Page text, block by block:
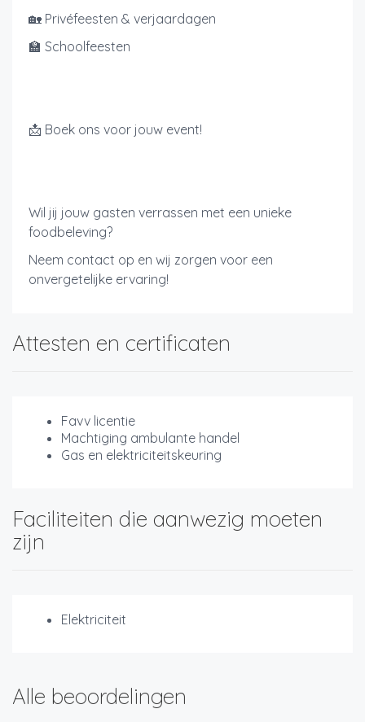
🏡 Privéfeesten & verjaardagen
🏫 Schoolfeesten
📩 Boek ons voor jouw event!
Wil jij jouw gasten verrassen met een unieke
foodbeleving?
Neem contact op en wij zorgen voor een
onvergetelijke ervaring!
Attesten en certificaten
Favv licentie
Machtiging ambulante handel
Gas en elektriciteitskeuring
Faciliteiten die aanwezig moeten
zijn
Elektriciteit
Alle beoordelingen